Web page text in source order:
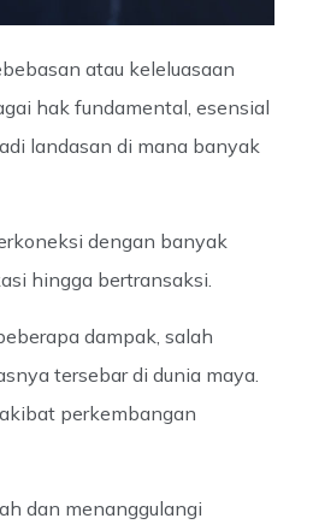
atau keleluasaan
hak fundamental, esensial
landasan di mana banyak
dengan banyak
hingga bertransaksi.
dampak, salah
tersebar di dunia maya.
perkembangan
dan menanggulangi